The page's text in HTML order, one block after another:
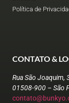
Política de
CONTATO &
Rua São Joaquim,
01508-900 – São